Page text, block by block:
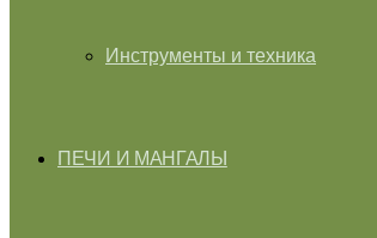
Инструменты и техника
ПЕЧИ И МАНГАЛЫ